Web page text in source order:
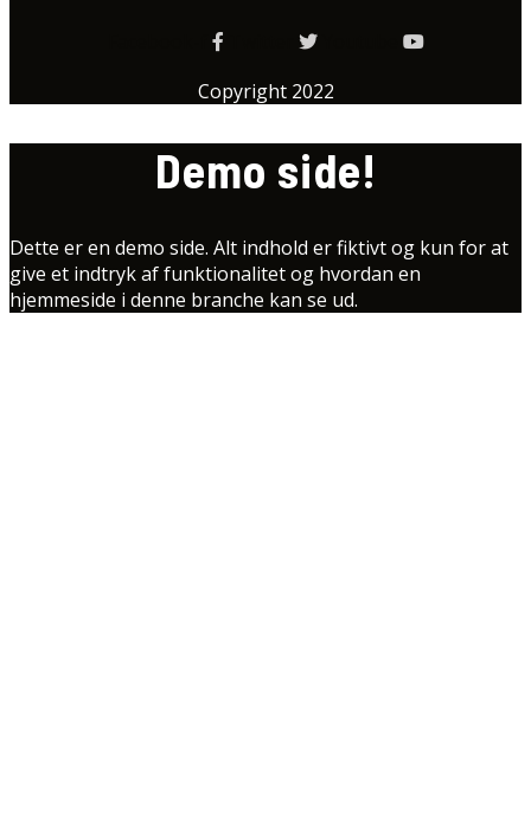
Copyright 2022
Demo side!
Dette er en demo side. Alt indhold er fiktivt og kun for at
give et indtryk af funktionalitet og hvordan en
hjemmeside i denne branche kan se ud.